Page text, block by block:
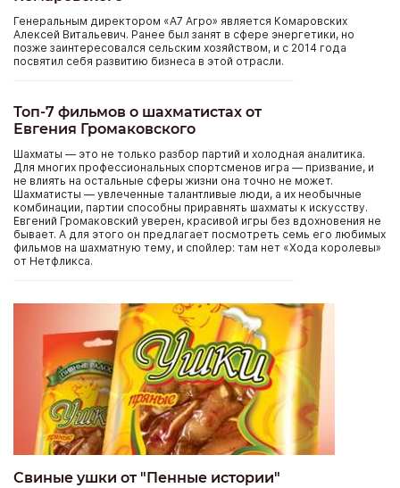
Генеральным директором «А7 Агро» является Комаровских
Алексей Витальевич. Ранее был занят в сфере энергетики, но
позже заинтересовался сельским хозяйством, и с 2014 года
посвятил себя развитию бизнеса в этой отрасли.
Топ-7 фильмов о шахматистах от
Евгения Громаковского
Шахматы — это не только разбор партий и холодная аналитика.
Для многих профессиональных спортсменов игра — призвание, и
не влиять на остальные сферы жизни она точно не может.
Шахматисты — увлеченные талантливые люди, а их необычные
комбинации, партии способны приравнять шахматы к искусству.
Евгений Громаковский уверен, красивой игры без вдохновения не
бывает. А для этого он предлагает посмотреть семь его любимых
фильмов на шахматную тему, и спойлер: там нет «Хода королевы»
от Нетфликса.
Свиные ушки от "Пенные истории"